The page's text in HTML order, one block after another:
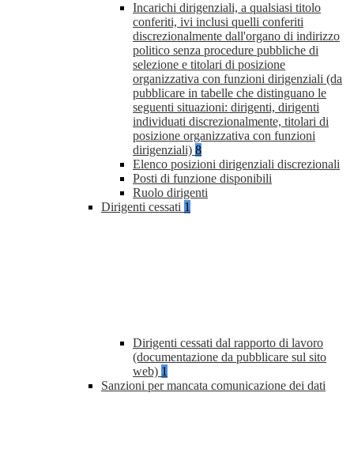
Incarichi dirigenziali, a qualsiasi titolo
conferiti, ivi inclusi quelli conferiti
discrezionalmente dall'organo di indirizzo
politico senza procedure pubbliche di
selezione e titolari di posizione
organizzativa con funzioni dirigenziali (da
pubblicare in tabelle che distinguano le
seguenti situazioni: dirigenti, dirigenti
individuati discrezionalmente, titolari di
posizione organizzativa con funzioni
dirigenziali) 8
Elenco posizioni dirigenziali discrezionali
Posti di funzione disponibili
Ruolo dirigenti
Dirigenti cessati 1
Dirigenti cessati dal rapporto di lavoro
(documentazione da pubblicare sul sito
web) 1
Sanzioni per mancata comunicazione dei dati